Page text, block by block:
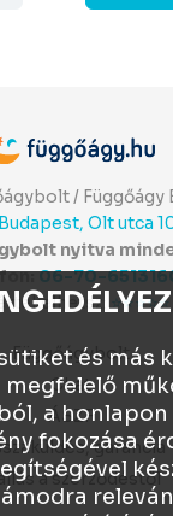
/ Függőágy
Budapest, Olt utca
nyitva
06-70-
⭐⭐⭐⭐⭐
Függőágybolt
Chat
ÁSZF
garancia
a szerződéstől
és más
megfelelő
a
fokozása